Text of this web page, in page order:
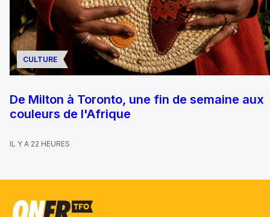
CULTURE
De Milton à Toronto, une fin de semaine aux
couleurs de l'Afrique
IL Y A 22 HEURES